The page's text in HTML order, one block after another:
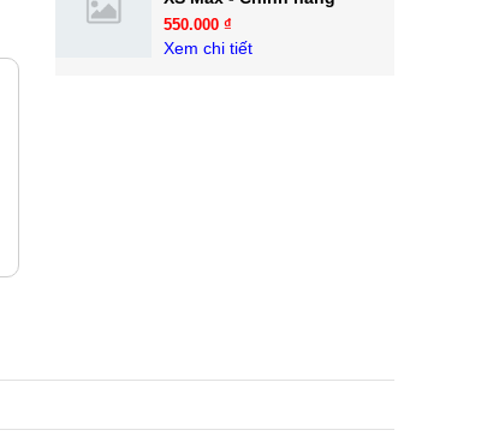
550.000 ₫
Xem chi tiết